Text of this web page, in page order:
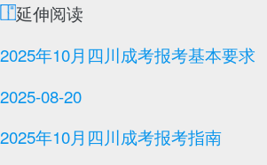
延伸阅读
2025年‌‌‌‌10月四川成考报考基本要求
2025-08-20
2025年‌‌‌‌10月四川成考报考指南